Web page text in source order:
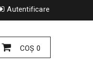
Autentificare
COŞ 0